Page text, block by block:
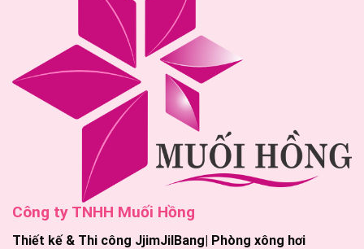
Công ty TNHH Muối Hồng
Thiết kế & Thi công JjimJilBang| Phòng xông hơi